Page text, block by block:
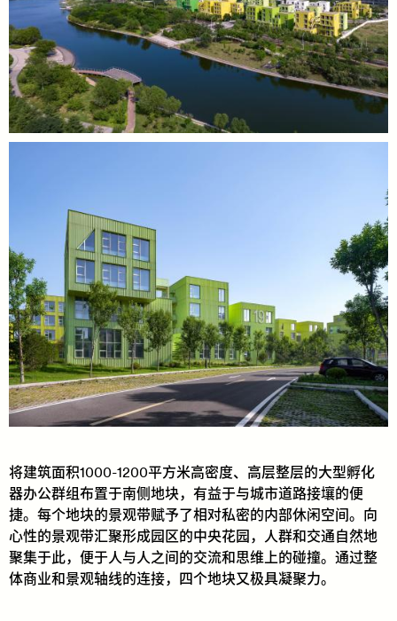
将建筑面积1000-1200平方米高密度、高层整层的大型孵化
器办公群组布置于南侧地块，有益于与城市道路接壤的便
捷。每个地块的景观带赋予了相对私密的内部休闲空间。向
心性的景观带汇聚形成园区的中央花园，人群和交通自然地
聚集于此，便于人与人之间的交流和思维上的碰撞。通过整
体商业和景观轴线的连接，四个地块又极具凝聚力。